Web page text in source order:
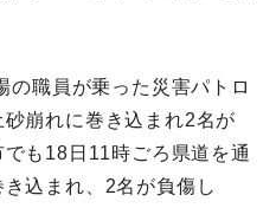
の職員が乗った災害パトロ
崩れに巻き込まれ2名が
も18日11時ごろ県道を通
込まれ、2名が負傷し